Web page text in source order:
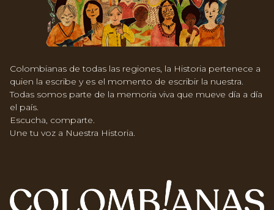
Colombianas de todas las regiones, la Historia pertenece a
quien la escribe y es el momento de escribir la nuestra.
Todas somos parte de la memoria viva que mueve día a día
el país.
Escucha, comparte.
Une tu voz a Nuestra Historia.